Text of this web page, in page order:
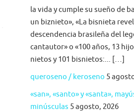
la vida y cumple su sueño de
un biznieto», «La bisnieta
descendencia brasileña del
cantautor» o «100 años, 13
nietos y 101 bisnietos:... […]
queroseno / keroseno 5
«san», «santo» y «santa»,
minúsculas 5 agosto, 2026